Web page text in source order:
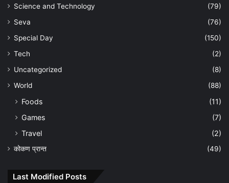
Science and Technology
(79)
Seva
(76)
Special Day
(150)
Tech
(2)
Uncategorized
(8)
World
(88)
Foods
(11)
Games
(7)
Travel
(2)
कोकण प्रान्त (49)
Last Modified Posts